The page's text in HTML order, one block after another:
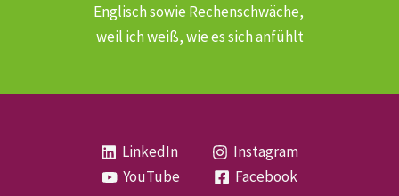
Englisch sowie Rechenschwäche,
weil ich weiß, wie es sich anfühlt
LinkedIn
Instagram
YouTube
Facebook